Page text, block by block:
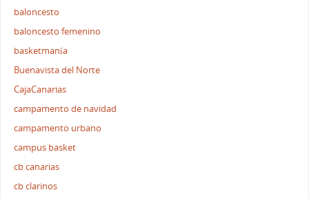
baloncesto
baloncesto femenino
basketmanía
Buenavista del Norte
CajaCanarias
campamento de navidad
campamento urbano
campus basket
cb canarias
cb clarinos